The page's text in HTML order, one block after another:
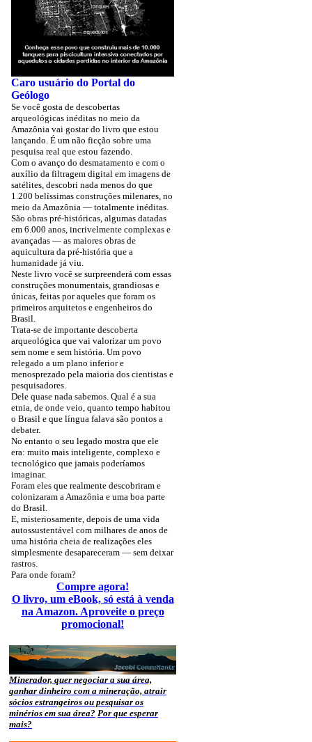
Caro usuário do Portal do
Geólogo
Se você gosta de descobertas
arqueológicas inéditas no meio da
Amazônia vai gostar do livro que estou
lançando. É um não ficção sobre uma
pesquisa real que estou fazendo.
Com o avanço do desmatamento e com o
auxílio da filtragem digital em imagens de
satélites, descobri nada menos do que
1.200 belíssimas construções milenares, no
meio da Amazônia — totalmente inéditas.
São obras pré-históricas, algumas datadas
em 6.000 anos, incrivelmente complexas e
avançadas — as maiores obras de
aquicultura da pré-história que a
humanidade já viu.
Neste livro você se surpreenderá com essas
construções monumentais, grandiosas e
únicas, feitas por aqueles que foram os
primeiros arquitetos e engenheiros do
Brasil.
Trata-se de importante descoberta
arqueológica que vai valorizar um povo
sem nome e sem história. Um povo
relegado a um plano inferior e
menosprezado pela maioria dos cientistas e
pesquisadores.
Dele quase nada sabemos. Qual é a sua
etnia, de onde veio, quanto tempo habitou
o Brasil e que língua falava são pontos a
debater.
No entanto o seu legado mostra que ele
era: muito mais inteligente, complexo e
tecnológico que jamais poderíamos
imaginar.
Foram eles que realmente descobriram e
colonizaram a Amazônia e uma boa parte
do Brasil.
E, misteriosamente, depois de uma vida
autossustentável com milhares de anos de
uma história cheia de realizações eles
simplesmente desapareceram — sem deixar
rastros.
Para onde foram?
Compre agora!
O livro, um eBook, só está à venda
na Amazon. Aproveite o preço
promocional!
Minerador, quer negociar a sua área,
ganhar dinheiro com a mineração, atrair
sócios estrangeiros ou pesquisar os
minérios em sua área? Por que esperar
mais?